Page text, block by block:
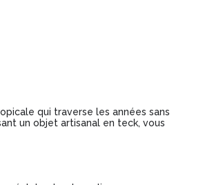
qui traverse les années sans
un objet artisanal en teck, vous